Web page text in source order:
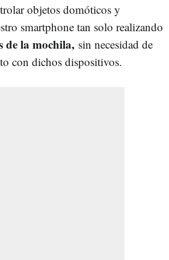
objetos domóticos y
smartphone tan solo realizando
de la mochila, sin necesidad de
con dichos dispositivos.